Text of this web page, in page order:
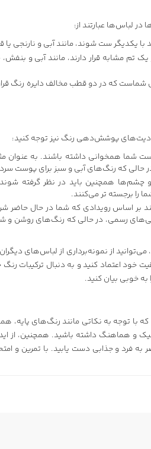
لباس‌ها عبارتند از:
یکدیگر ست شوند، مانند آبی و نارنجی یا
تم مشابه قرار دارند، مانند آبی و
که در دو قطب مخالف دایره رنگ قرار
پوشش‌دهی رنگ نیز توجه کنید:
شما همخوانی داشته باشند. به عنوان
حالی که رنگ‌های آبی و سبز برای پوست
همچنین باید در نظر گرفته
را برجسته تر می‌کنند.
بر اساس رویدادی که شما در حال حاضر
رسمی، در حالی که رنگ‌های روشن و
از نمونه‌برداری از لباس‌های
خود اعتماد کنید و به دنبال ترکیبات
خوبی بیان کنید.
توجه به نکاتی مانند رنگ‌های پایه،
هماهنگ داشته باشید. همچنین، از
به فرد و جذابی دست یابید. با تمرین و